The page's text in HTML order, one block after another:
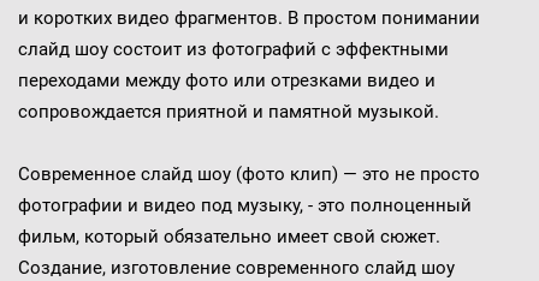
и коротких видео фрагментов. В простом понимании
слайд шоу состоит из фотографий с эффектными
переходами между фото или отрезками видео и
сопровождается приятной и памятной музыкой.
Современное слайд шоу (фото клип) — это не просто
фотографии и видео под музыку, - это полноценный
фильм, который обязательно имеет свой сюжет.
Создание, изготовление современного слайд шоу